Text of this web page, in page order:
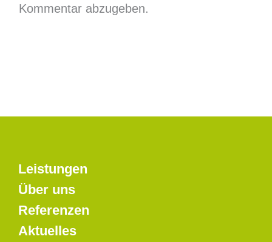
Kommentar abzugeben.
Leistungen
Über uns
Referenzen
Aktuelles